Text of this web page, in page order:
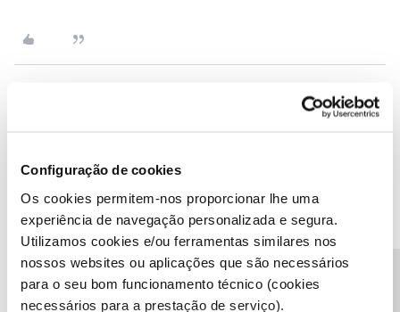
Configuração de cookies
Os cookies permitem-nos proporcionar lhe uma
experiência de navegação personalizada e segura.
Utilizamos cookies e/ou ferramentas similares nos
nossos websites ou aplicações que são necessários
para o seu bom funcionamento técnico (cookies
necessários para a prestação de serviço).
Forum|Forum|2 years ago
Pedimos desculpa pela demora na resposta.
Recebemos a sua mensagem privada e vamos responder-lhe
logo que possível, pelo que pedimos, por favor, que aguarde.
Obrigado
Ajude a comunidade a encontrar informação relevante. Marque